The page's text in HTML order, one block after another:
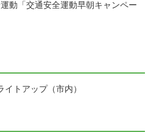
動「交通安全運動早朝キャンペー
イトアップ（市内）